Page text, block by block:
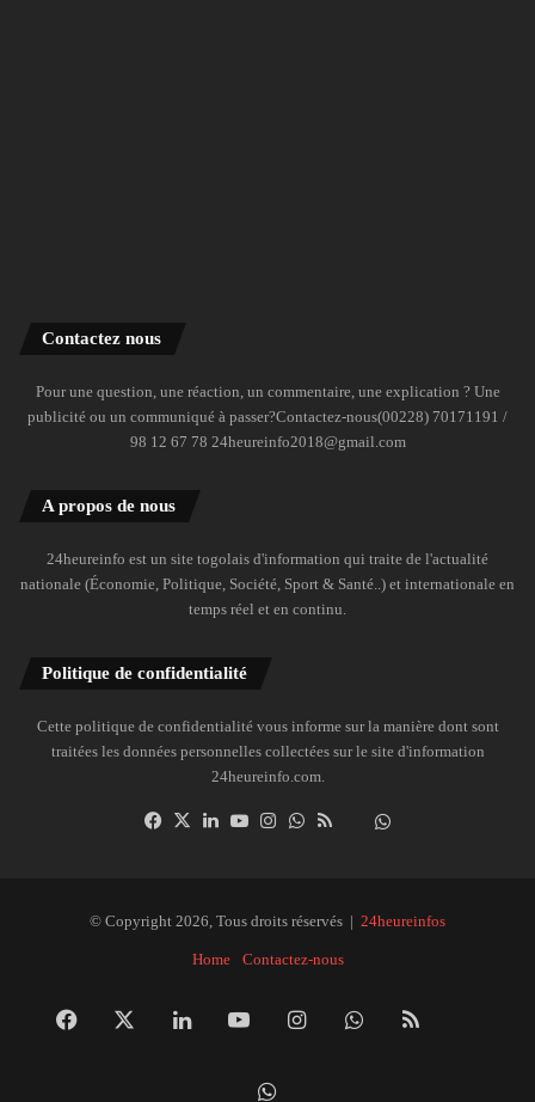
Contactez nous
Pour une question, une réaction, un commentaire, une explication ? Une
publicité ou un communiqué à passer?Contactez-nous(00228) 70171191 /
98 12 67 78 24heureinfo2018@gmail.com
A propos de nous
24heureinfo est un site togolais d'information qui traite de l'actualité
nationale (Économie, Politique, Société, Sport & Santé..) et internationale en
temps réel et en continu.
Politique de confidentialité
Cette politique de confidentialité vous informe sur la manière dont sont
traitées les données personnelles collectées sur le site d'information
24heureinfo.com.
Facebook
X LinkedinYouTubeInstagramWhatsAppDailymotion
© Copyright 2026, Tous droits réservés | 24heureinfos
Home Contactez-nous
Facebook LinkedinYouTubeInstagramWhatsApp
RSS